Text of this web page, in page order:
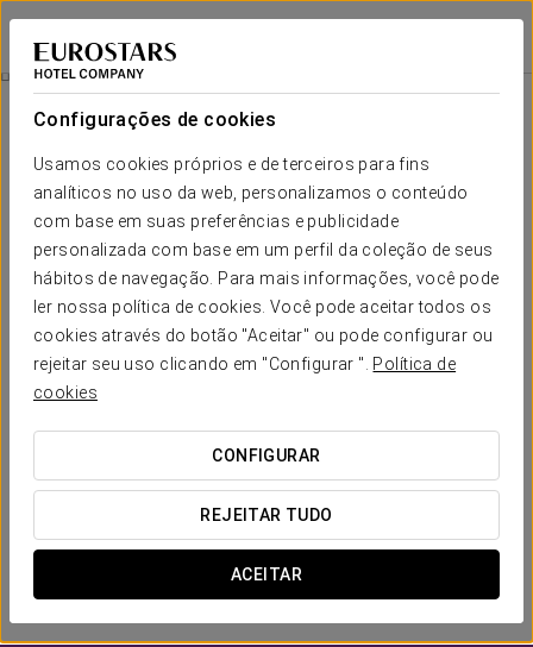
Configurações de cookies
Usamos cookies próprios e de terceiros para fins
analíticos no uso da web, personalizamos o conteúdo
com base em suas preferências e publicidade
personalizada com base em um perfil da coleção de seus
hábitos de navegação. Para mais informações, você pode
ler nossa política de cookies. Você pode aceitar todos os
cookies através do botão "Aceitar" ou pode configurar ou
rejeitar seu uso clicando em "Configurar ". Política de
cookies
CONFIGURAR
REJEITAR TUDO
ACEITAR
Dorma El Coloquio
VALLADOLID
Spa Eurostars Valladolid
Spa Eurostars Valladolid
Valladolid. Um conjunto de opções pensado para o ajudar a
desligar e a reconectar consigo mesmo. Escolha a que
melhor se adapta a si e transforme a sua estadia num
momento de verdadeiro bem-estar.
Consulte todas as opções nositedo Eurostars Valladolid ou